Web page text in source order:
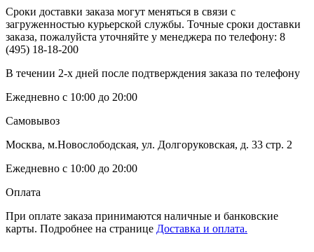
Сроки доставки заказа могут меняться в связи с
загруженностью курьерской службы. Точные сроки доставки
заказа, пожалуйста уточняйте у менеджера по телефону: 8
(495) 18-18-200
В течении 2-х дней после подтверждения заказа по телефону
Ежедневно с 10:00 до 20:00
Самовывоз
Москва, м.Новослободская, ул. Долгоруковская, д. 33 стр. 2
Ежедневно с 10:00 до 20:00
Оплата
При оплате заказа принимаются наличные и банковские
карты. Подробнее на странице Доставка и оплата.